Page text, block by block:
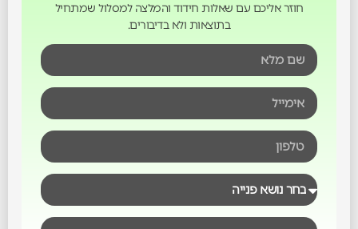
חוזר אליכם עם שאלות חידוד והמלצה למסלול שמתחיל
בתוצאות ולא בדיבורים.